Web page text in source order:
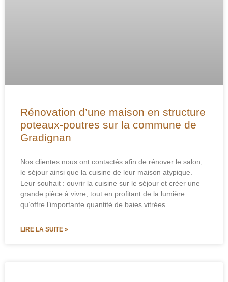
Rénovation d’une maison en structure
poteaux-poutres sur la commune de
Gradignan
Nos clientes nous ont contactés afin de rénover le salon,
le séjour ainsi que la cuisine de leur maison atypique.
Leur souhait : ouvrir la cuisine sur le séjour et créer une
grande pièce à vivre, tout en profitant de la lumière
qu’offre l’importante quantité de baies vitrées.
LIRE LA SUITE »